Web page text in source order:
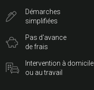
Démarches
simplifiées
Pas d'avance
de frais
Intervention à domicile
ou au travail